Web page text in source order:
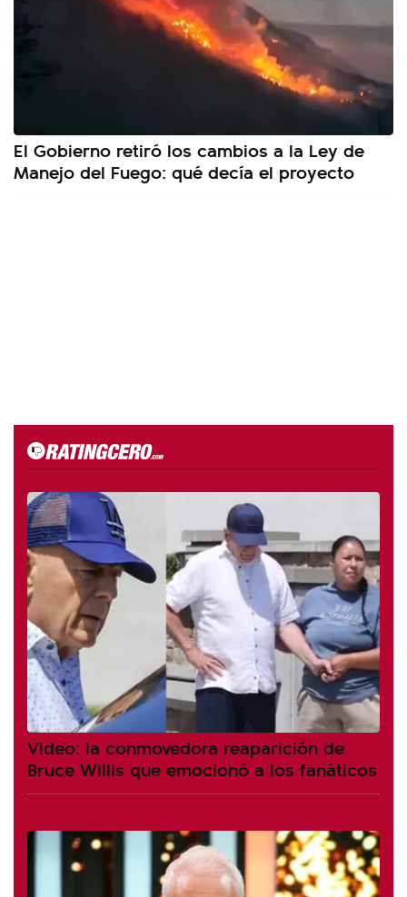
El Gobierno retiró los cambios a la Ley de
Manejo del Fuego: qué decía el proyecto
Video: la conmovedora reaparición de
Bruce Willis que emocionó a los fanáticos